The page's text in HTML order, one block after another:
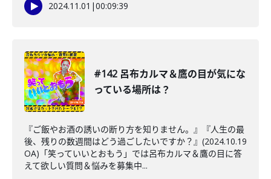
2024.11.01 |00:09:39
#142 呂布カルマ＆鷹の目が気にな
っている場所は？
『ご飯やお酒の誘いの断り方を知りません。』『人生の最
後、残りの数週間はどう過ごしたいですか？』(2024.10.19
OA)「笑っていいとおもう」では呂布カルマ＆鷹の目に答
えて欲しい質問＆悩みを募集中...